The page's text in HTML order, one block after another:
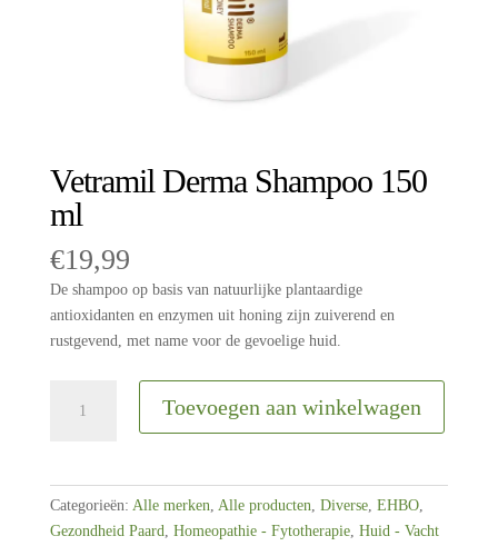
Vetramil Derma Shampoo 150
ml
€19,99
De shampoo op basis van natuurlijke plantaardige
antioxidanten en enzymen uit honing zijn zuiverend en
rustgevend, met name voor de gevoelige huid.
Derma
aantal
Toevoegen aan winkelwagen
Categorieën: Alle merken Alle producten Diverse, EHBO,
Gezondheid Paard Homeopathie - Fytotherapie, Huid - Vacht